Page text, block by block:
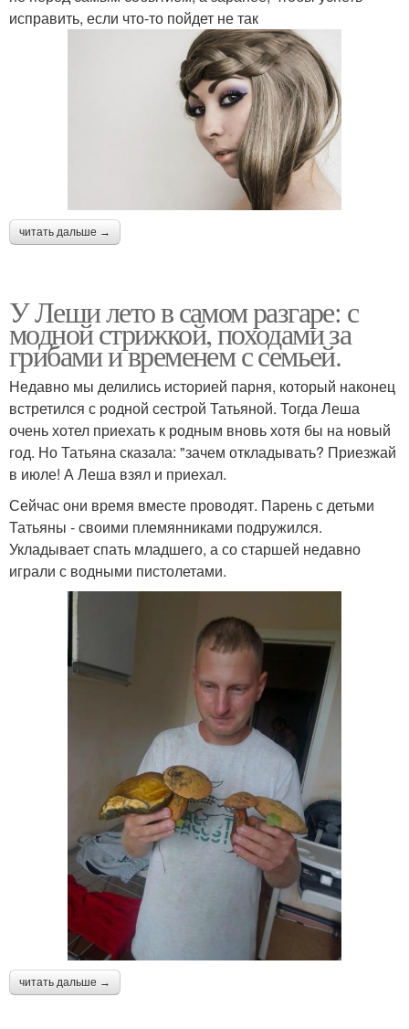
исправить, если что-то пойдет не так
читать дальше →
У Леши лето в самом разгаре: с
модной стрижкой, походами за
грибами и временем с семьей.
Недавно мы делились историей парня, который наконец
встретился с родной сестрой Татьяной. Тогда Леша
очень хотел приехать к родным вновь хотя бы на новый
год. Но Татьяна сказала: "зачем откладывать? Приезжай
в июле! А Леша взял и приехал.
Сейчас они время вместе проводят. Парень с детьми
Татьяны - своими племянниками подружился.
Укладывает спать младшего, а со старшей недавно
играли с водными пистолетами.
читать дальше →